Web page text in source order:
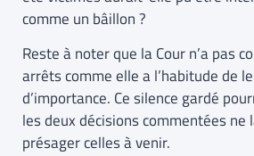
comme un bâillon ?
Reste à noter que la Cour n’a pas
arrêts comme elle a l’habitude de
d’importance. Ce silence gardé
les deux décisions commentées ne
présager celles à venir.